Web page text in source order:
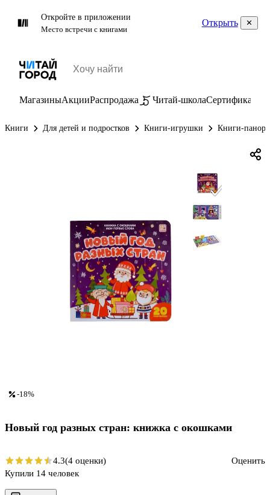
Откройте в приложении
Место встречи с книгами
Открыть
МагазиныАкцииРаспродажа Читай-школаСертификаты
Книги Для детей и подростков Книги-игрушки Книги-
-18%
Новый год разных стран: книжка с окошками
4.3(4 оценки)
Оценить
Купили 14 человек